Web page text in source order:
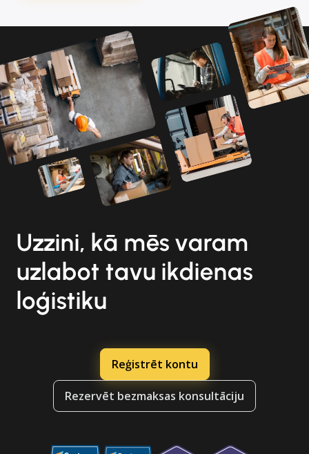
Uzzini, kā mēs varam
uzlabot tavu ikdienas
loģistiku
Reģistrēt kontu
Rezervēt bezmaksas konsultāciju